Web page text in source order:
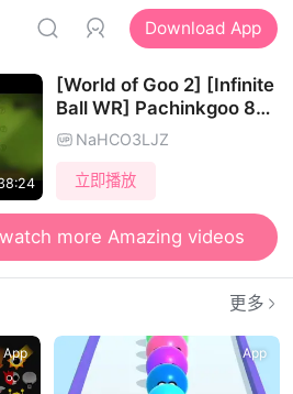
Download App
[World of Goo 2] [Infinite
Ball WR] Pachinkgoo 837
BallsNaHCO3LJZ
立即播放
more Amazing videos
更多
App App